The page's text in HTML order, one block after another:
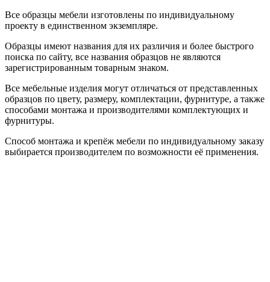
Все образцы мебели изготовлены по индивидуальному
проекту в единственном экземпляре.
Образцы имеют названия для их различия и более быстрого
поиска по сайту, все названия образцов не являются
зарегистрированным товарным знаком.
Все мебельные изделия могут отличаться от представленных
образцов по цвету, размеру, комплектации, фурнитуре, а также
способами монтажа и производителями комплектующих и
фурнитуры.
Способ монтажа и крепёж мебели по индивидуальному заказу
выбирается производителем по возможности её применения.